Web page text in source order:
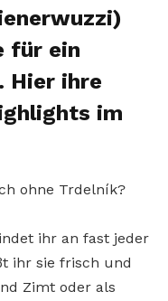
für ein
Hier ihre
im
ohne Trdelník?
ihr an fast jeder
ihr sie frisch und
Zimt oder als